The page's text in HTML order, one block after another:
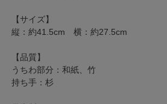
【サイズ】
縦：約41.5cm 横：約27.5cm
【品質】
うちわ部分：和紙、竹
持ち手：杉